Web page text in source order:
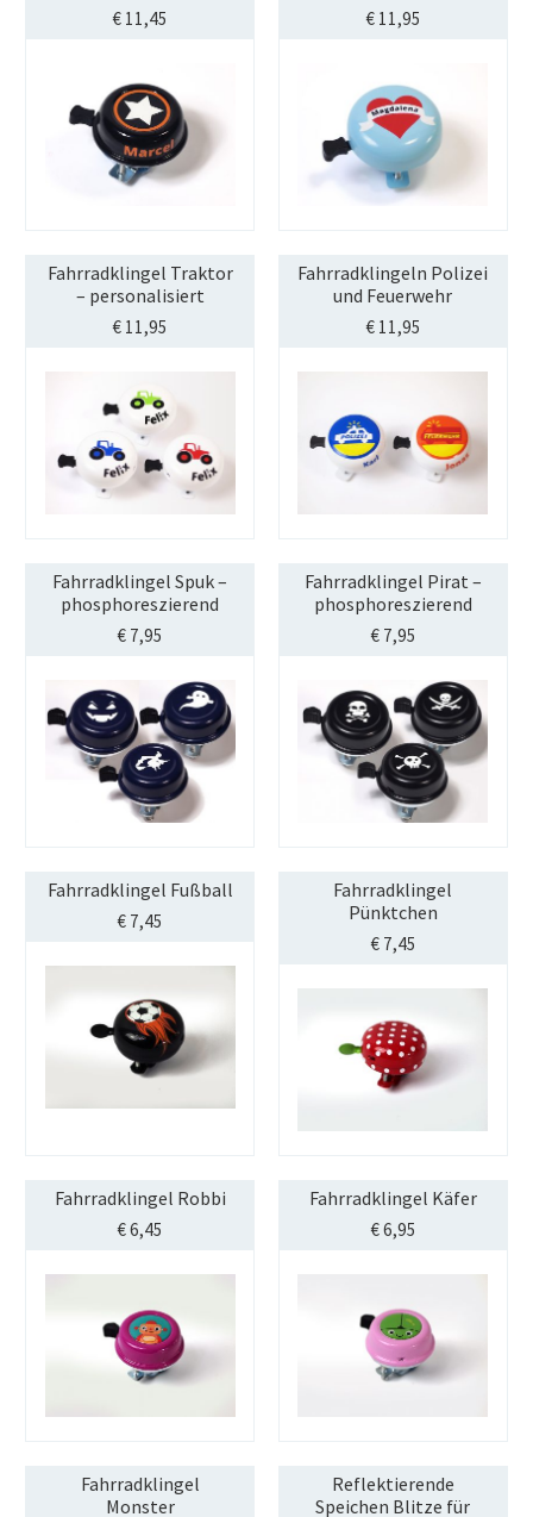
€ 11,45 €11,95
Fahrradklingel Traktor
– personalisiert
€ 11,95
Fahrradklingeln Polizei
und Feuerwehr
€11,95
Fahrradklingel Spuk –
phosphoreszierend
€ 7,95
Fahrradklingel Pirat –
phosphoreszierend
€7,95
Fahrradklingel Fußball
€ 7,45
Fahrradklingel
Pünktchen
€7,45
Fahrradklingel Robbi
€6,45
Fahrradklingel Käfer
€6,95
Fahrradklingel
Monster
Reflektierende
Speichen Blitze für